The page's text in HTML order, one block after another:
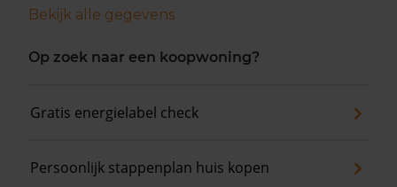
Bekijk alle gegevens
Op zoek naar een koopwoning?
Gratis energielabel check
Persoonlijk stappenplan huis kopen